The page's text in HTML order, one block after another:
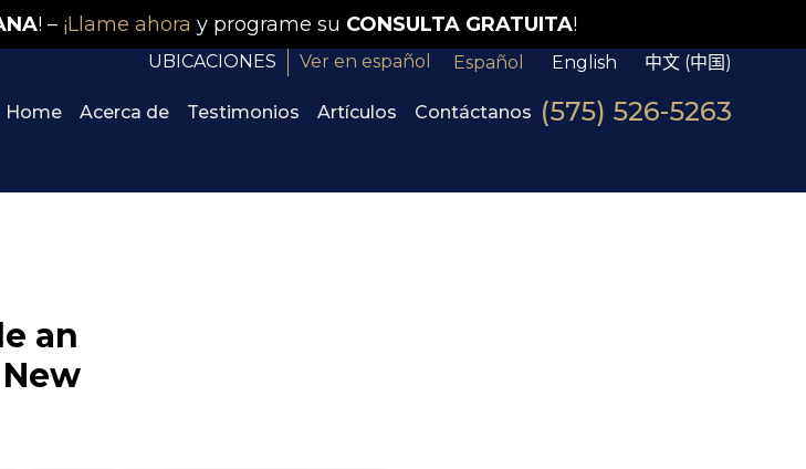
! – ¡Llame ahora y programe su CONSULTA GRATUITA!
UBICACIONES Ver en español Español English 中文 (中国)
Home Acerca de Testimonios Artículos Contáctanos (575) 526-5263
an